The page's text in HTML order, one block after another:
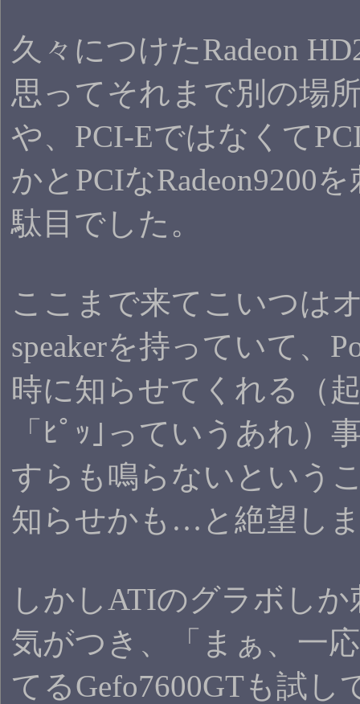
久々につけたRadeon
思ってそれまで別の場
や、PCI-Eではなくて
かとPCIなRadeon9200
駄目でした。
ここまで来てこいつは
speakerを持っていて、
時に知らせてくれる（
「ﾋﾟｯ｣っていうあれ）
すらも鳴らないという
知らせかも…と絶望し
しかしATIのグラボし
気がつき、「まぁ、一
てるGefo7600GTも試